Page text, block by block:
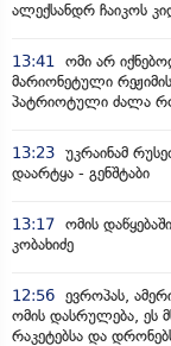
ალექსანდრ ჩაიკოს
13:41 ომი არ
მარიონეტული
პატრიოტული ძალა
13:23 უკრაინამ
დაარტყა - გენშტაბი
13:17 ომის
კობახიძე
12:56 ევროპას,
ომის დასრულება, ეს
რაკეტებსა და